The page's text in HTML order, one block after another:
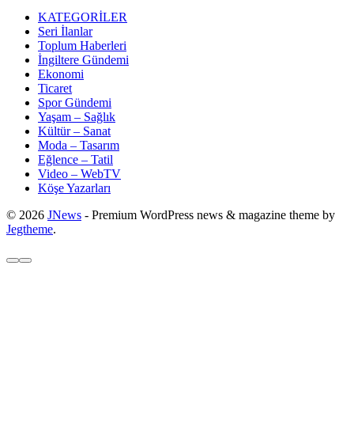
KATEGORİLER
Seri İlanlar
Toplum Haberleri
İngiltere Gündemi
Ekonomi
Ticaret
Spor Gündemi
Yaşam – Sağlık
Kültür – Sanat
Moda – Tasarım
Eğlence – Tatil
Video – WebTV
Köşe Yazarları
© 2026 JNews - Premium WordPress news & magazine theme by
Jegtheme.